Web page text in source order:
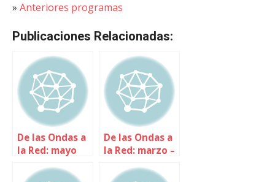
» Anteriores programas
Publicaciones Relacionadas:
De las Ondas a
la Red: mayo
De las Ondas a
la Red: marzo –